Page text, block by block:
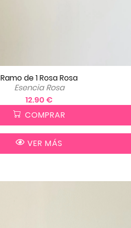
Ramo de 1 Rosa Rosa
Esencia Rosa
12.90 €
COMPRAR
VER MÁS